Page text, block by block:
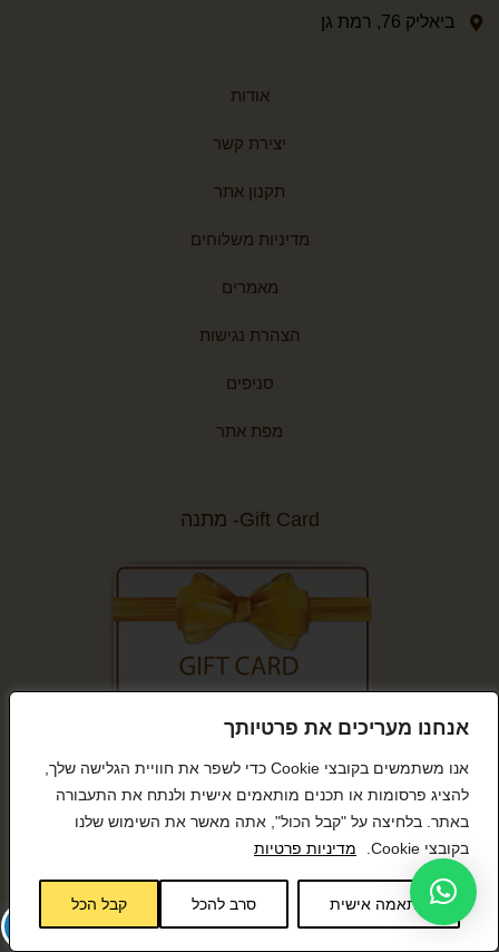
אנחנו מעריכים את פרטיותך
אנו משתמשים בקובצי Cookie כדי לשפר את חוויית הגלישה שלך,
להציג פרסומות או תכנים מותאמים אישית ולנתח את התעבורה
באתר. בלחיצה על "קבל הכול", אתה מאשר את השימוש שלנו
בקובצי Cookie.
מדיניות פרטיות
התאמה אישית סרב להכל קבל הכל
ביאליק 76, רמת גן
אודות
יצירת קשר
תקנון אתר
מדיניות משלוחים
מאמרים
הצהרת נגישות
סניפים
מפת אתר
Gift Card- מתנה
קנייה מאובטחת
© כל הזכויות שמורות BeTween